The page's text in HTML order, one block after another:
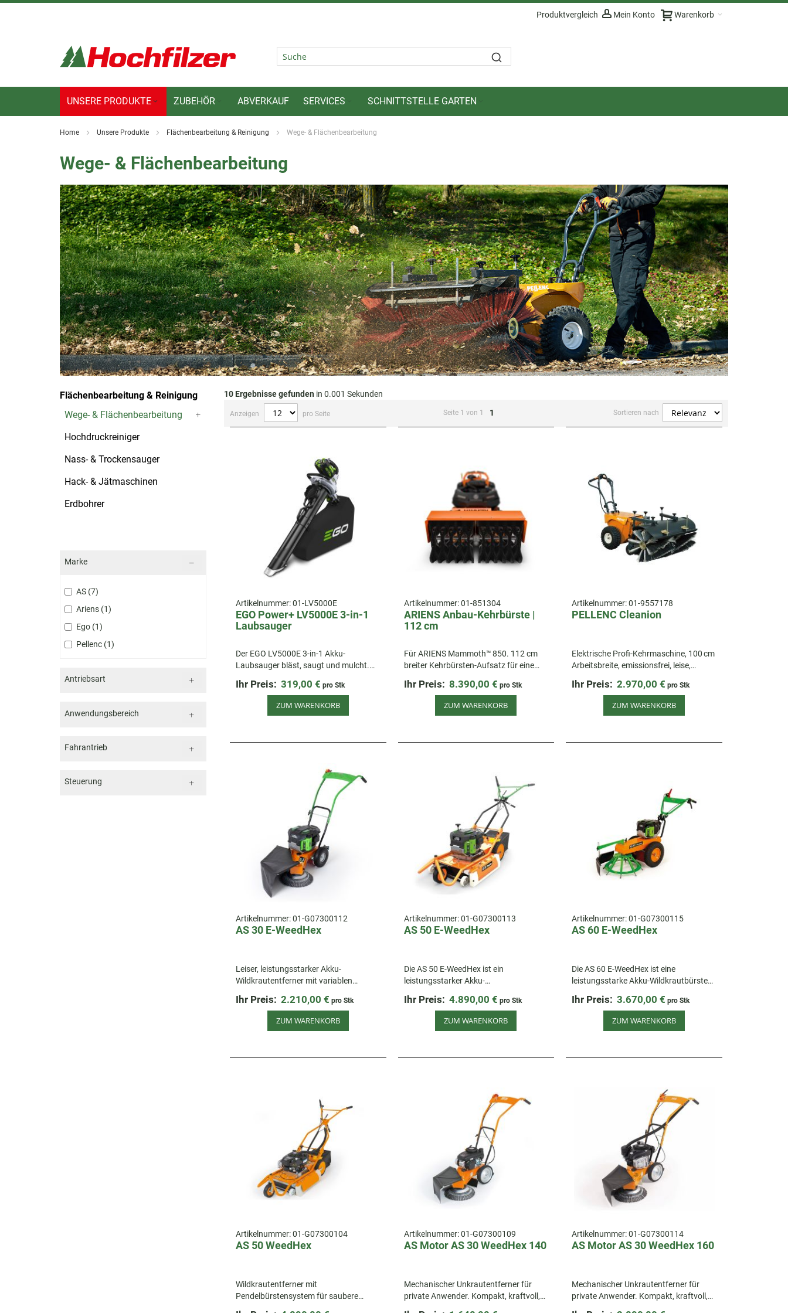
Inhalt
Warenkorb
Mein Konto
Produktvergleich
UNSERE PRODUKTE ZUBEHÖR ABVERKAUF SERVICES SCHNITTSTELLE GARTEN
Home Unsere Produkte Flächenbearbeitung & Reinigung Wege- & Flächenbearbeitung
Wege- & Flächenbearbeitung
Flächenbearbeitung & Reinigung
Wege- & Flächenbearbeitung
Hochdruckreiniger
Nass- & Trockensauger
Hack- & Jätmaschinen
Erdbohrer
Marke
AS 7
Ariens 1
Ego 1
Pellenc 1
Antriebsart
Anwendungsbereich
Fahrantrieb
Steuerung
10 Ergebnisse gefunden in 0.001 Sekunden
Anzeigen pro Seite Sortieren nach
Seite 1 von 1 1
Artikelnummer:01-LV5000E
EGO Power+ LV5000E 3-in-1
Laubsauger
Der EGO LV5000E 3-in-1 Akku-
Laubsauger bläst, saugt und mulcht.
Gartenarbeit.
Ihr Preis: 319,00 € pro Stk
ZUM WARENKORB
Artikelnummer:01-851304
ARIENS Anbau-Kehrbürste |
112 cm
Für ARIENS Mammoth™ 850. 112 cm
breiter Kehrbürsten-Aufsatz für eine
Ihr Preis: 8.390,00 € pro Stk
ZUM WARENKORB
Artikelnummer:01-9557178
PELLENC Cleanion
Elektrische Profi-Kehrmaschine, 100 cm
Arbeitsbreite, emissionsfrei, leise,
Schnee, Laub und Schmutz.
Ihr Preis: 2.970,00 € pro Stk
ZUM WARENKORB
Artikelnummer:01-G07300112
AS 30 E-WeedHex
Leiser, leistungsstarker Akku-
Wildkrautentferner mit variablen
– ideal für Profis in lärmsensiblen
Ihr Preis: 2.210,00 € pro Stk
ZUM WARENKORB
Artikelnummer:01-G07300113
AS 50 E-WeedHex
Die AS 50 E-WeedHex ist ein
leistungsstarker Akku-
Arbeitsbreite, 25 L Fangsack und
Ihr Preis: 4.890,00 € pro Stk
ZUM WARENKORB
Artikelnummer:01-G07300115
AS 60 E-WeedHex
Die AS 60 E-WeedHex ist eine
leistungsstarke Akku-Wildkrautbürste
mechanischem Bürstenträger – flexibel
Ihr Preis: 3.670,00 € pro Stk
ZUM WARENKORB
Artikelnummer:01-G07300104
AS 50 WeedHex
Wildkrautentferner mit
Pendelbürstensystem für saubere
Artikelnummer:01-G07300109
AS Motor AS 30 WeedHex 140
Mechanischer Unkrautentferner für
private Anwender. Kompakt, kraftvoll,
Artikelnummer:01-G07300114
AS Motor AS 30 WeedHex 160
Mechanischer Unkrautentferner für
private Anwender. Kompakt, kraftvoll,